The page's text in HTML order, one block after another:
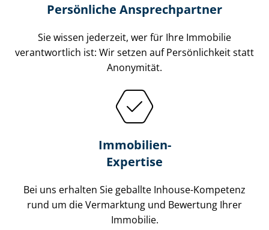
Persönliche Ansprechpartner
Sie wissen jederzeit, wer für Ihre Immobilie
verantwortlich ist: Wir setzen auf Persönlichkeit statt
Anonymität.
Immobilien-
Expertise
Bei uns erhalten Sie geballte Inhouse-Kompetenz
rund um die Vermarktung und Bewertung Ihrer
Immobilie.